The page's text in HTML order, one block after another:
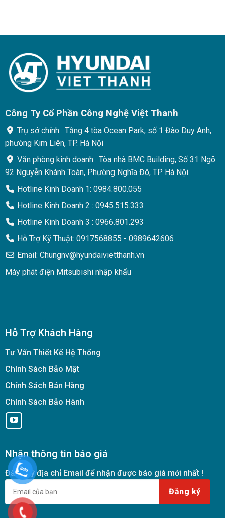
Công Ty Cổ Phần Công Nghệ Việt Thanh
Trụ sở chính : Tầng 4 tòa Ocean Park, số 1 Đào Duy Anh,
phường Kim Liên, TP. Hà Nội
Văn phòng kinh doanh : Tòa nhà BMC Building, Số 31 Ngõ
92 Nguyễn Khánh Toàn, Phường Nghĩa Đô, TP. Hà Nội
Hotline Kinh Doanh 1: 0984.800.055
Hotline Kinh Doanh 2 : 0945.515.333
Hotline Kinh Doanh 3 : 0966.801.293
Hỗ Trợ Kỹ Thuật: 0917568855 - 0989642606
Email: Chungnv@hyundaivietthanh.vn
Máy phát điện Mitsubishi nhập khẩu
Hỗ Trợ Khách Hàng
Tư Vấn Thiết Kế Hệ Thống
Chính Sách Bảo Mật
Chính Sách Bán Hàng
Chính Sách Bảo Hành
Nhận thông tin báo giá
Đăng ký địa chỉ Email để nhận được báo giá mới nhất !